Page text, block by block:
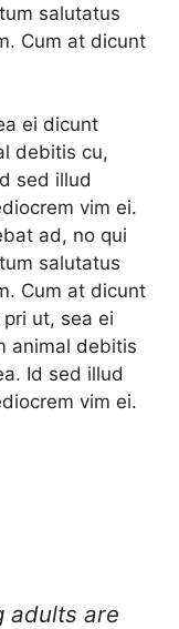
salutatus
Cum at dicunt
ei dicunt
debitis cu,
sed illud
vim ei.
ad, no qui
salutatus
Cum at dicunt
ut, sea ei
animal debitis
Id sed illud
vim ei.
adults are